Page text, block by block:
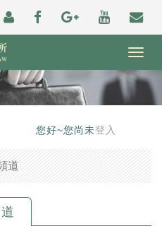
您好~您尚未登入
道